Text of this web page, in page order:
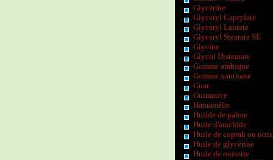
Glycérine
Glyceryl Caprylate
Glyceryl Laurate
Glyceryl Stearate SE
Glycine
Glycol Distearate
Gomme arabique
Gomme xanthane
Guar
Guimauve
Hamamélis
Huilde de palme
Huile d'arachide
Huile de coprah ou
Huile de glycérine
Huile de noisette